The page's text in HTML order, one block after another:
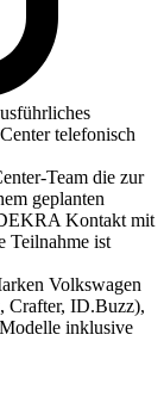
telefonisch
Team die zur
geplanten
Kontakt mit
Teilnahme ist
Volkswagen
Crafter, ID.Buzz),
inklusive